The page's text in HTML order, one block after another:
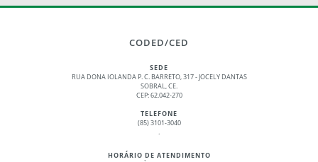
CODED/CED
SEDE
RUA DONA IOLANDA P. C. BARRETO, 317 - JOCELY DANTAS
SOBRAL, CE.
CEP: 62.042-270
TELEFONE
(85) 3101-3040
.
HORÁRIO DE ATENDIMENTO